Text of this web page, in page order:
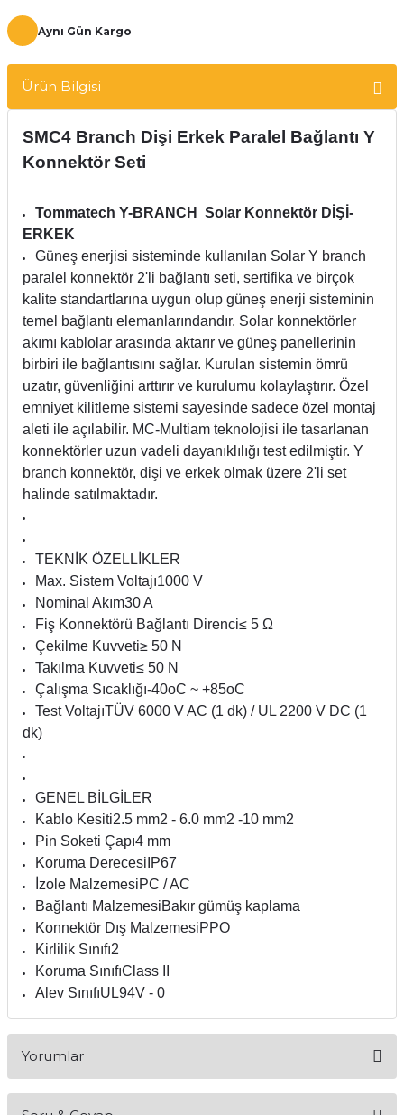
Aynı Gün Kargo
Ürün Bilgisi
SMC4 Branch Dişi Erkek Paralel Bağlantı Y
Konnektör Seti
Tommatech Y-BRANCH Solar Konnektör DİŞİ-
ERKEK
Güneş enerjisi sisteminde kullanılan Solar Y branch
paralel konnektör 2'li bağlantı seti, sertifika ve birçok
kalite standartlarına uygun olup güneş enerji sisteminin
temel bağlantı elemanlarındandır. Solar konnektörler
akımı kablolar arasında aktarır ve güneş panellerinin
birbiri ile bağlantısını sağlar. Kurulan sistemin ömrü
uzatır, güvenliğini arttırır ve kurulumu kolaylaştırır. Özel
emniyet kilitleme sistemi sayesinde sadece özel montaj
aleti ile açılabilir. MC-Multiam teknolojisi ile tasarlanan
konnektörler uzun vadeli dayanıklılığı test edilmiştir. Y
branch konnektör, dişi ve erkek olmak üzere 2'li set
halinde satılmaktadır.
TEKNİK ÖZELLİKLER
Max. Sistem Voltajı1000 V
Nominal Akım30 A
Fiş Konnektörü Bağlantı Direnci≤ 5 Ω
Çekilme Kuvveti≥ 50 N
Takılma Kuvveti≤ 50 N
Çalışma Sıcaklığı-40oC ~ +85oC
Test VoltajıTÜV 6000 V AC (1 dk) / UL 2200 V DC (1
dk)
GENEL BİLGİLER
Kablo Kesiti2.5 mm2 - 6.0 mm2 -10 mm2
Pin Soketi Çapı4 mm
Koruma Derecesi IP67
İzole MalzemesiPC / AC
Bağlantı MalzemesiBakır gümüş kaplama
Konnektör Dış MalzemesiPPO
Kirlilik Sınıfı2
Koruma SınıfıClass II
Alev SınıfıUL94V - 0
Yorumlar